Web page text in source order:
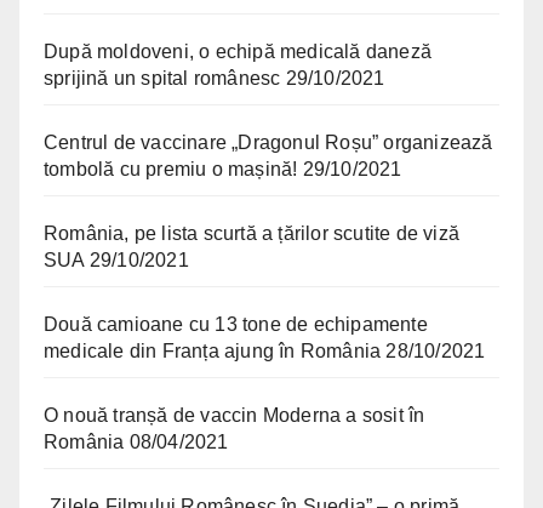
După moldoveni, o echipă medicală daneză
sprijină un spital românesc 29/10/2021
Centrul de vaccinare „Dragonul Roșu” organizează
tombolă cu premiu o mașină! 29/10/2021
România, pe lista scurtă a țărilor scutite de viză
SUA 29/10/2021
Două camioane cu 13 tone de echipamente
medicale din Franța ajung în România 28/10/2021
O nouă tranșă de vaccin Moderna a sosit în
România 08/04/2021